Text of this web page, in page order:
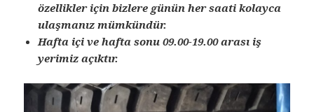
özellikler için bizlere günün her saati kolayca
ulaşmanız mümkündür.
Hafta içi ve hafta sonu 09.00-19.00 arası iş
yerimiz açıktır.